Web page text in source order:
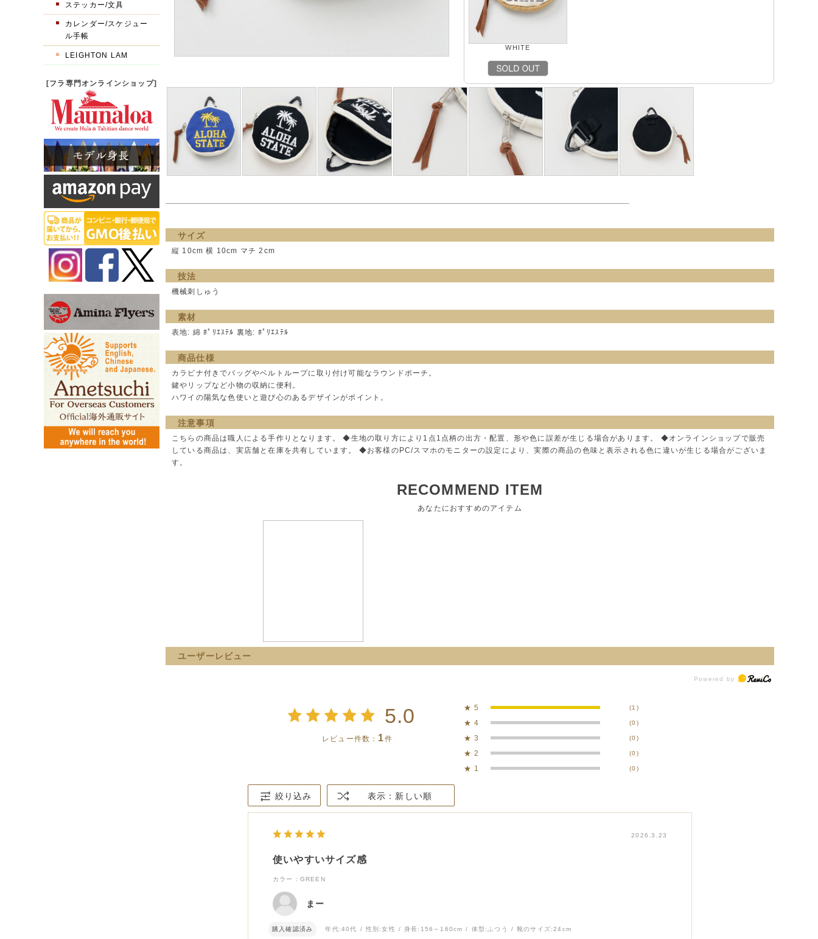
WHITE
サイズ
縦 10cm 横 10cm マチ 2cm
技法
機械刺しゅう
素材
表地: 綿 ﾎﾟﾘｴｽﾃﾙ 裏地: ﾎﾟﾘｴｽﾃﾙ
商品仕様
カラビナ付きでバッグやベルトループに取り付け可能なラウンドポーチ。
鍵やリップなど小物の収納に便利。
ハワイの陽気な色使いと遊び心のあるデザインがポイント。
注意事項
こちらの商品は職人による手作りとなります。 ◆生地の取り方により1点1点柄の出方・配置、形や色に誤差が生じる場合があります。 ◆オンラインショップで販売
している商品は、実店舗と在庫を共有しています。 ◆お客様のPC/スマホのモニターの設定により、実際の商品の色味と表示される色に違いが生じる場合がございま
す。
RECOMMEND ITEM
あなたにおすすめのアイテム
ユーザーレビュー
5.0
レビュー件数： 1件
★ 5 (1)
★ 4 (0)
★ 3 (0)
★ 2 (0)
★ 1 (0)
絞り込み 表示：新しい順
2026.3.23
使いやすいサイズ感
カラー：GREEN
まー
購入確認済み 年代:40代 性別:女性 身長: 156～160cm 体型: ふつう 靴のサイズ:24cm
ステッカー/文具
カレンダー/スケジュー
ル手帳
LEIGHTON LAM
[フラ専門オンラインショップ]